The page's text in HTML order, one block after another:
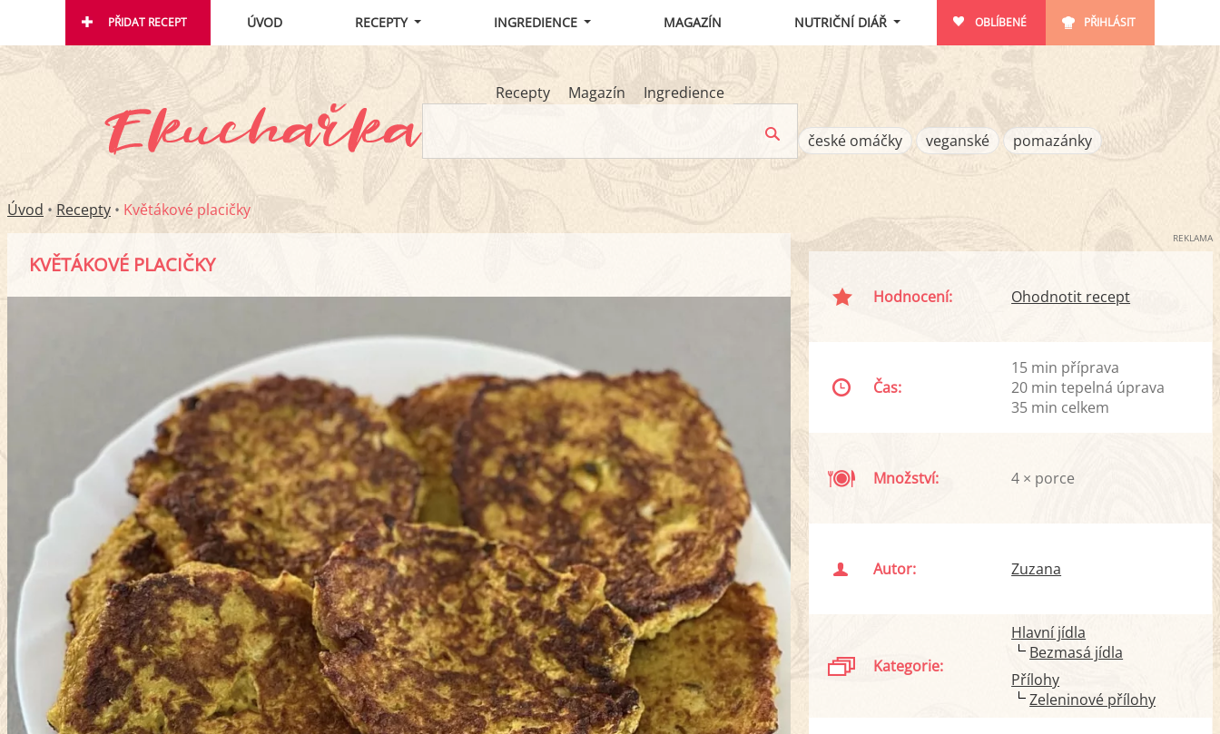
PŘIDAT RECEPT ÚVOD RECEPTY INGREDIENCE MAGAZÍN NUTRIČNÍ DIÁŘ OBLÍBENÉ PŘIHLÁSIT
Recepty Magazín Ingredience
české omáčky veganské pomazánky
Úvod • Recepty • Květákové placičky
KVĚTÁKOVÉ PLACIČKY
REKLAMA
Hodnocení: Ohodnotit recept
Čas:
15 min příprava
20 min tepelná úprava
35 min celkem
Množství: 4 × porce
Autor: Zuzana
Kategorie:
Hlavní jídla
Bezmasá jídla
Přílohy
Zeleninové přílohy